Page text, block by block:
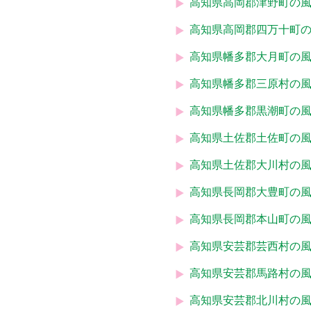
高知県高岡郡津野町の
高知県高岡郡四万十町
高知県幡多郡大月町の
高知県幡多郡三原村の
高知県幡多郡黒潮町の
高知県土佐郡土佐町の
高知県土佐郡大川村の
高知県長岡郡大豊町の
高知県長岡郡本山町の
高知県安芸郡芸西村の
高知県安芸郡馬路村の
高知県安芸郡北川村の